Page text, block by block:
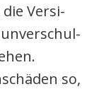
die Ver­si­
unver­schul­
so,